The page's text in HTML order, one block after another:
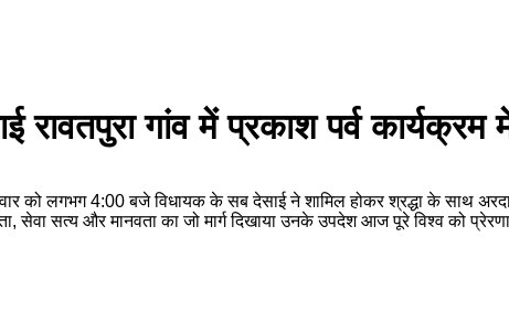
रावतपुरा गांव में प्रकाश पर्व कार्यक्रम
को लगभग 4:00 बजे विधायक के सब देसाई ने शामिल होकर श्रद्धा के साथ
सेवा सत्य और मानवता का जो मार्ग दिखाया उनके उपदेश आज पूरे विश्व को